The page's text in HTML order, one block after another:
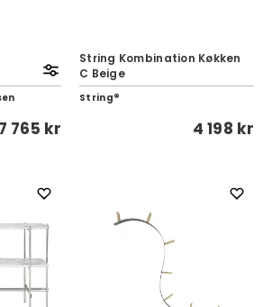
7 765 kr
String Kombination Køkken
C Beige
String®
4 198 kr